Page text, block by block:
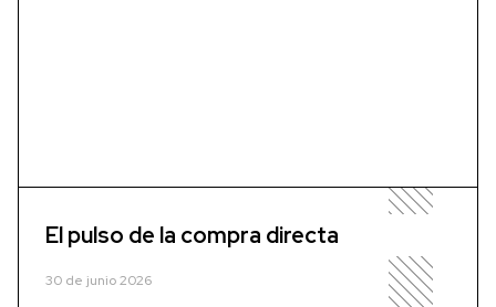
El pulso de la compra directa
30 de junio 2026